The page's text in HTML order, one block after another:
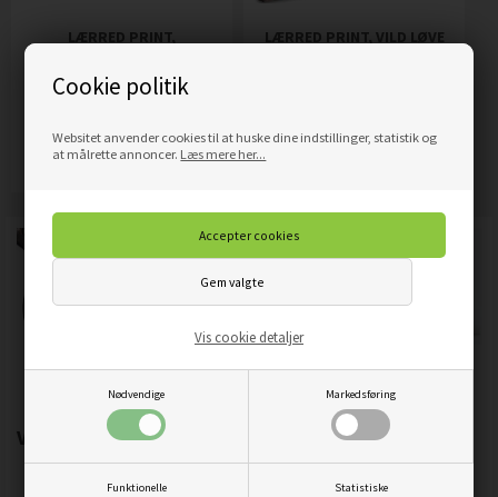
Cookie politik
Websitet anvender cookies til at huske dine indstillinger, statistik og
at målrette annoncer. Læs mere her...
Nødvendige Markedsføring
Funktionelle Statistiske
Vis cookie detaljer
LÆRRED PRINT,
Mere info
LÆRRED PRINT, VILD LØVE
Vigtigste produktegenskaber: